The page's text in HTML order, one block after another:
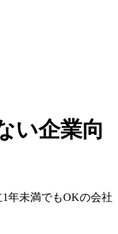
い企業向
年未満でもOKの会社